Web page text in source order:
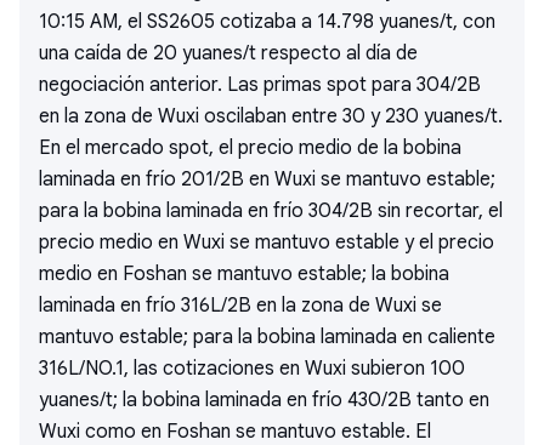
10:15 AM, el SS2605 cotizaba a 14.798 yuanes/t, con
una caída de 20 yuanes/t respecto al día de
negociación anterior. Las primas spot para 304/2B
en la zona de Wuxi oscilaban entre 30 y 230 yuanes/t.
En el mercado spot, el precio medio de la bobina
laminada en frío 201/2B en Wuxi se mantuvo estable;
para la bobina laminada en frío 304/2B sin recortar, el
precio medio en Wuxi se mantuvo estable y el precio
medio en Foshan se mantuvo estable; la bobina
laminada en frío 316L/2B en la zona de Wuxi se
mantuvo estable; para la bobina laminada en caliente
316L/NO.1, las cotizaciones en Wuxi subieron 100
yuanes/t; la bobina laminada en frío 430/2B tanto en
Wuxi como en Foshan se mantuvo estable. El